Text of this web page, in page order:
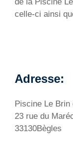
celle-ci ainsi
Adresse:
Piscine Le Brin
23 rue du
33130Bègles